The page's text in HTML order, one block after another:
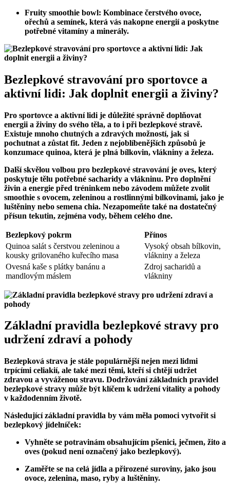
Fruity smoothie bowl: Kombinace čerstvého ovoce,
ořechů a semínek, která vás nakopne energií a poskytne
potřebné vitamíny a minerály.
Bezlepkové stravování pro sportovce a
aktivní lidi: Jak doplnit energii a živiny?
Pro sportovce a aktivní lidi je důležité správně doplňovat
energii a živiny do svého těla, a to i při bezlepkové stravě.
Existuje mnoho chutných a zdravých možností, jak si
pochutnat a zůstat fit. Jeden z nejoblíbenějších způsobů je
konzumace quinoa, která je plná bílkovin, vlákniny a železa.
Další skvělou volbou pro bezlepkové stravování je oves, který
poskytuje tělu potřebné sacharidy a vlákninu. Pro doplnění
živin a energie před tréninkem nebo závodem můžete zvolit
smoothie s ovocem, zeleninou a rostlinnými bílkovinami, jako je
luštěniny nebo semena chia. Nezapomeňte také na dostatečný
přísun tekutin, zejména vody, během celého dne.
Bezlepkový pokrm
Přínos
Quinoa salát s čerstvou zeleninou a
kousky grilovaného kuřecího masa
Vysoký obsah bílkovin,
vlákniny a železa
Ovesná kaše s plátky banánu a
mandlovým máslem
Zdroj sacharidů a
vlákniny
Základní pravidla bezlepkové stravy pro
udržení zdraví a pohody
Bezlepková strava je stále populárnější nejen mezi lidmi
trpícími celiakií, ale také mezi těmi, kteří si chtějí udržet
zdravou a vyváženou stravu. Dodržování základních pravidel
bezlepkové stravy může být klíčem k udržení vitality a pohody
v každodenním životě.
Následující základní pravidla by vám měla pomoci vytvořit si
bezlepkový jídelníček:
Vyhněte se potravinám obsahujícím pšenici, ječmen, žito a
oves (pokud není označený jako bezlepkový).
Zaměřte se na celá jídla a přirozené suroviny, jako jsou
ovoce, zelenina, maso, ryby a luštěniny.